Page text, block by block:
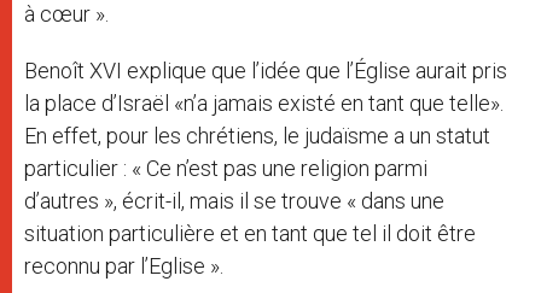
à cœur ».
Benoît XVI explique que l’idée que l’Église aurait pris
la place d’Israël «n’a jamais existé en tant que telle».
En effet, pour les chrétiens, le judaïsme a un statut
particulier : « Ce n’est pas une religion parmi
d’autres », écrit-il, mais il se trouve « dans une
situation particulière et en tant que tel il doit être
reconnu par l’Eglise ».